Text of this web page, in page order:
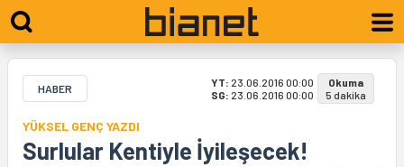
HABER YT: 23.06.2016 00:00
SG: 23.06.2016 00:00
Okuma
5 dakika
YÜKSEL GENÇ YAZDI
Surlular Kentiyle İyileşecek!